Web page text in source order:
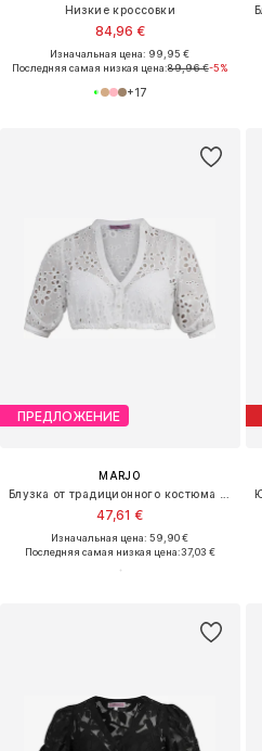
Низкие кроссовки
84,96 €
Изначальная цена: 99,95 €
Последняя самая низкая цена:89,96 €-5%
+17
ПРЕДЛОЖЕНИЕ
MARJO
47,61 €
Изначальная цена: 59,90 €
Последняя самая низкая цена:37,03 €